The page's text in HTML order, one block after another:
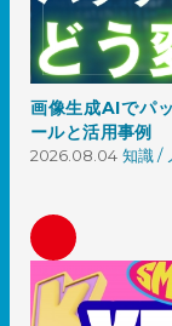
画像生成AIでパ
ールと活用事例
2026.08.04 知識 /